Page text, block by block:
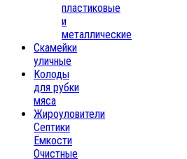
пластиковые
и
металлические
Скамейки
уличные
Колоды
для рубки
мяса
Жироуловители
Септики
Ёмкости
Очистные